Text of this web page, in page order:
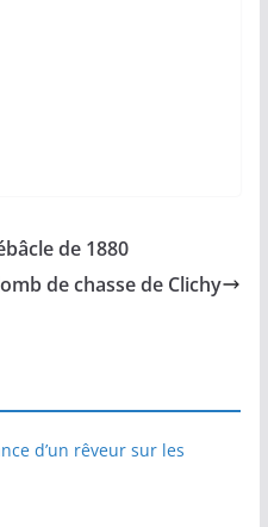
de 1880
de chasse de Clichy
d’un rêveur sur les